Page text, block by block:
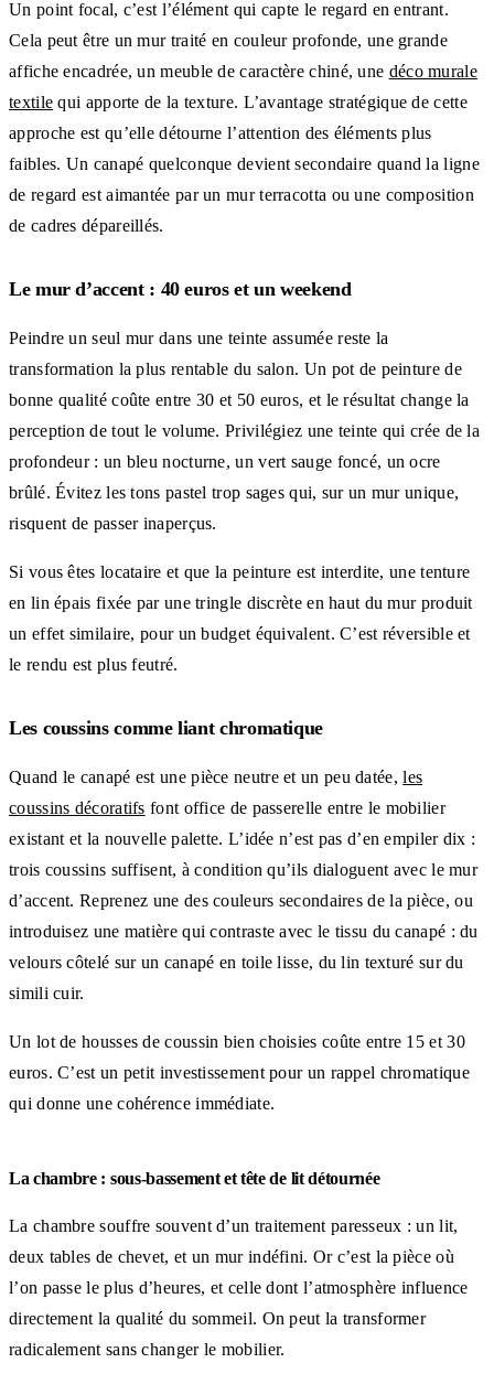
Un point focal, c’est l’élément qui capte le regard en entrant.
Cela peut être un mur traité en couleur profonde, une grande
affiche encadrée, un meuble de caractère chiné, une déco murale
textile qui apporte de la texture. L’avantage stratégique de cette
approche est qu’elle détourne l’attention des éléments plus
faibles. Un canapé quelconque devient secondaire quand la ligne
de regard est aimantée par un mur terracotta ou une composition
de cadres dépareillés.
Le mur d’accent : 40 euros et un weekend
Peindre un seul mur dans une teinte assumée reste la
transformation la plus rentable du salon. Un pot de peinture de
bonne qualité coûte entre 30 et 50 euros, et le résultat change la
perception de tout le volume. Privilégiez une teinte qui crée de la
profondeur : un bleu nocturne, un vert sauge foncé, un ocre
brûlé. Évitez les tons pastel trop sages qui, sur un mur unique,
risquent de passer inaperçus.
Si vous êtes locataire et que la peinture est interdite, une tenture
en lin épais fixée par une tringle discrète en haut du mur produit
un effet similaire, pour un budget équivalent. C’est réversible et
le rendu est plus feutré.
Les coussins comme liant chromatique
Quand le canapé est une pièce neutre et un peu datée,les
coussins décoratifs font office de passerelle entre le mobilier
existant et la nouvelle palette. L’idée n’est pas d’en empiler dix :
trois coussins suffisent, à condition qu’ils dialoguent avec le mur
d’accent. Reprenez une des couleurs secondaires de la pièce, ou
introduisez une matière qui contraste avec le tissu du canapé : du
velours côtelé sur un canapé en toile lisse, du lin texturé sur du
simili cuir.
Un lot de housses de coussin bien choisies coûte entre 15 et 30
euros. C’est un petit investissement pour un rappel chromatique
qui donne une cohérence immédiate.
La chambre : sous-bassement et tête de lit détournée
La chambre souffre souvent d’un traitement paresseux : un lit,
deux tables de chevet, et un mur indéfini. Or c’est la pièce où
l’on passe le plus d’heures, et celle dont l’atmosphère influence
directement la qualité du sommeil. On peut la transformer
radicalement sans changer le mobilier.